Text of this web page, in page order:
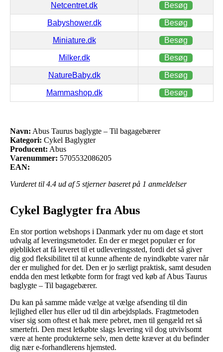
Netcentret.dk Besøg
Babyshower.dk Besøg
Miniature.dk Besøg
Milker.dk Besøg
NatureBaby.dk Besøg
Mammashop.dk Besøg
Navn: Abus Taurus baglygte – Til bagagebærer
Kategori: Cykel Baglygter
Producent: Abus
Varenummer: 5705532086205
EAN:
Vurderet til 4.4 ud af 5 stjerner baseret på 1 anmeldelser
Cykel Baglygter fra Abus
En stor portion webshops i Danmark yder nu om dage et stort
udvalg af leveringsmetoder. En der er meget populær er for
øjeblikket at få leveret til et udleveringssted, fordi det så giver
dig god fleksibilitet til at kunne afhente de nyindkøbte varer når
der er mulighed for det. Den er jo særligt praktisk, samt desuden
endda den mest letkøbte form for fragt ved køb af Abus Taurus
baglygte – Til bagagebærer.
Du kan på samme måde vælge at vælge afsending til din
lejlighed eller hus eller ud til din arbejdsplads. Fragtmetoden
viser sig som oftest et hak mere pebret, men til gengæld ret så
smertefri. Den mest letkøbte slags levering vil dog utvivlsomt
være at hente produkterne selv, men dette kræver at du befinder
dig nær e-forhandlerens hjemsted.